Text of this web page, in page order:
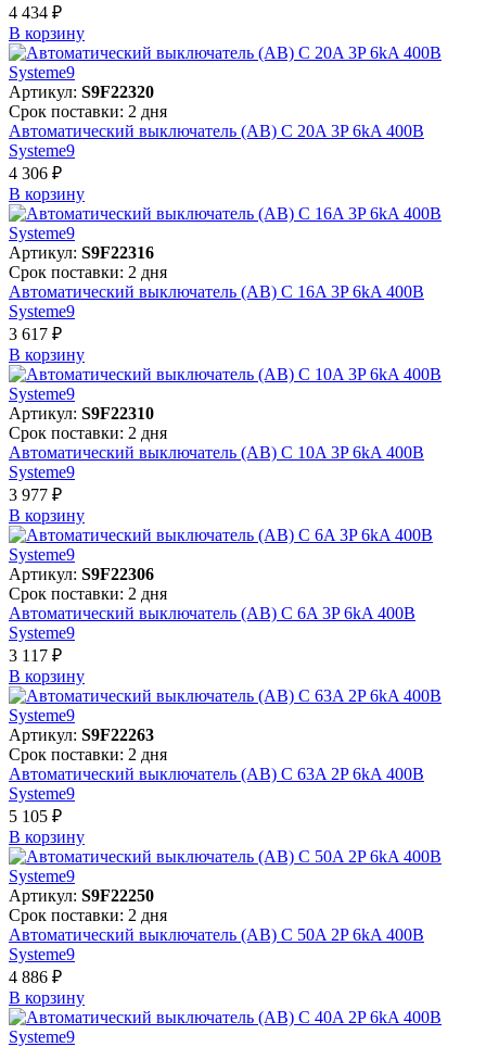
4 434 ₽
В корзинy
Артикул: S9F22320
Срок поставки: 2 дня
Автоматический выключатель (АВ) C 20A 3P 6kA 400В
Systeme9
4 306 ₽
В корзинy
Артикул: S9F22316
Срок поставки: 2 дня
Автоматический выключатель (АВ) C 16A 3P 6kA 400В
Systeme9
3 617 ₽
В корзинy
Артикул: S9F22310
Срок поставки: 2 дня
Автоматический выключатель (АВ) C 10A 3P 6kA 400В
Systeme9
3 977 ₽
В корзинy
Артикул: S9F22306
Срок поставки: 2 дня
Автоматический выключатель (АВ) C 6A 3P 6kA 400В
Systeme9
3 117 ₽
В корзинy
Артикул: S9F22263
Срок поставки: 2 дня
Автоматический выключатель (АВ) C 63A 2P 6kA 400В
Systeme9
5 105 ₽
В корзинy
Артикул: S9F22250
Срок поставки: 2 дня
Автоматический выключатель (АВ) C 50A 2P 6kA 400В
Systeme9
4 886 ₽
В корзинy